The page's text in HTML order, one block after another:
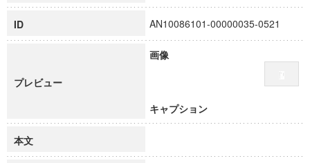
ID AN10086101-00000035-0521
プレビュー
画像
キャプション
本文